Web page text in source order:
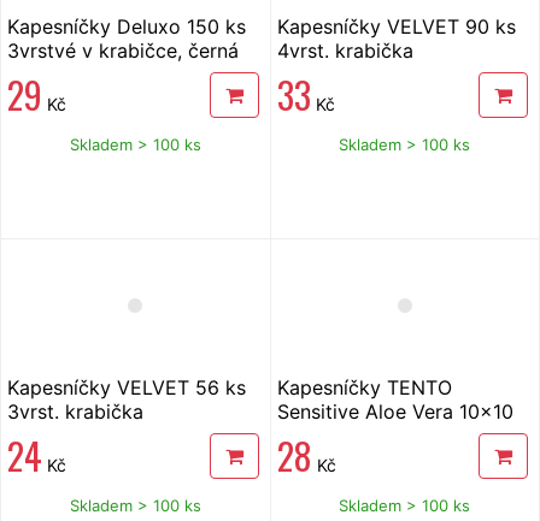
Kapesníčky Deluxo 150 ks
3vrstvé v krabičce, černá
29 Kč
Skladem > 100 ks
Kapesníčky VELVET 90 ks
4vrst. krabička
33 Kč
Skladem > 100 ks
Kapesníčky VELVET 56 ks
3vrst. krabička
24 Kč
Skladem > 100 ks
Kapesníčky TENTO
Sensitive Aloe Vera 10x10
28 Kč
Skladem > 100 ks